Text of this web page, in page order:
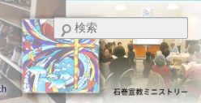
（Ishinomaki
石巻宣教支援会」によって支えられる新し
介
索